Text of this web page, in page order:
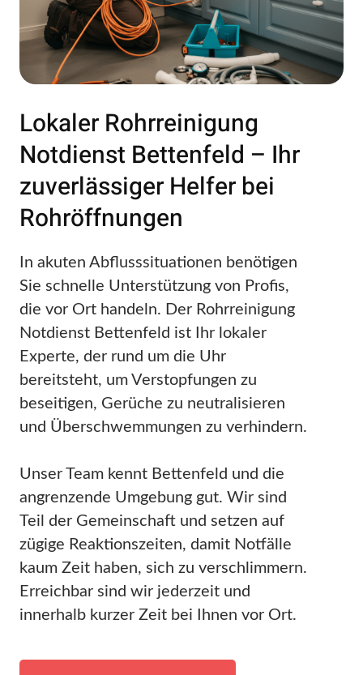
Lokaler Rohrreinigung
Notdienst Bettenfeld – Ihr
zuverlässiger Helfer bei
Rohröffnungen
In akuten Abflusssituationen benötigen
Sie schnelle Unterstützung von Profis,
die vor Ort handeln. Der Rohrreinigung
Notdienst Bettenfeld ist Ihr lokaler
Experte, der rund um die Uhr
bereitsteht, um Verstopfungen zu
beseitigen, Gerüche zu neutralisieren
und Überschwemmungen zu verhindern.
Unser Team kennt Bettenfeld und die
angrenzende Umgebung gut. Wir sind
Teil der Gemeinschaft und setzen auf
zügige Reaktionszeiten, damit Notfälle
kaum Zeit haben, sich zu verschlimmern.
Erreichbar sind wir jederzeit und
innerhalb kurzer Zeit bei Ihnen vor Ort.